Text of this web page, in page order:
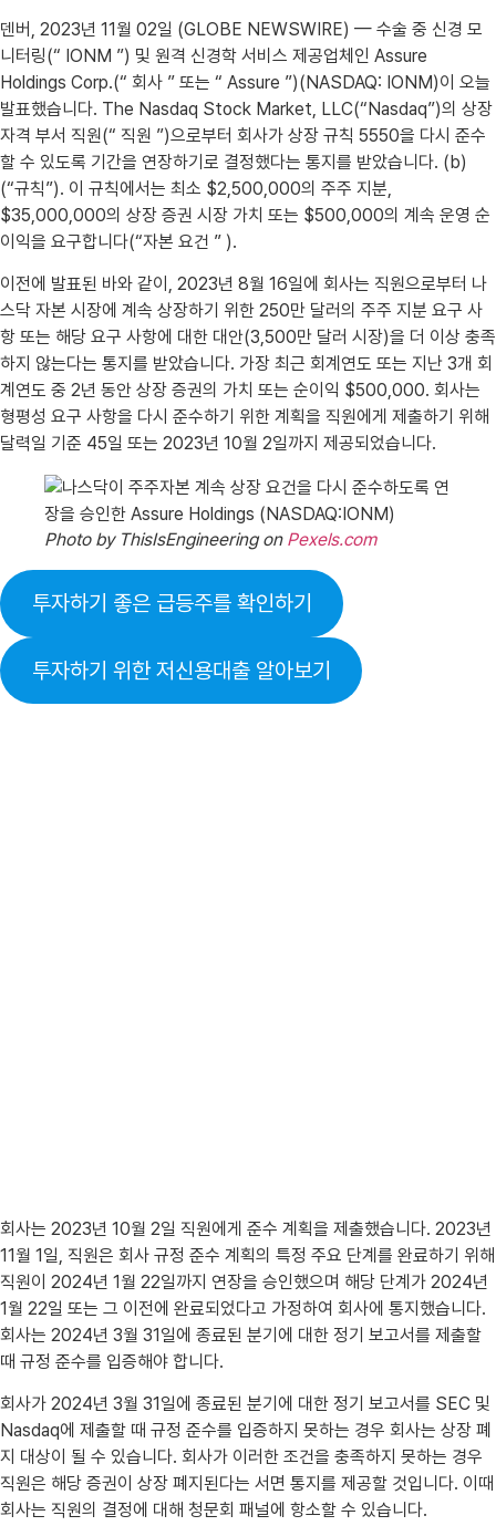
덴버, 2023년 11월 02일 (GLOBE NEWSWIRE) — 수술 중 신경 모
니터링(“ IONM ”) 및 원격 신경학 서비스 제공업체인 Assure
Holdings Corp.(“ 회사 ” 또는 “ Assure ”)(NASDAQ: IONM)이 오늘
발표했습니다. The Nasdaq Stock Market, LLC(“Nasdaq”)의 상장
자격 부서 직원(“ 직원 ”)으로부터 회사가 상장 규칙 5550을 다시 준수
할 수 있도록 기간을 연장하기로 결정했다는 통지를 받았습니다. (b)
(“규칙”). 이 규칙에서는 최소 $2,500,000의 주주 지분,
$35,000,000의 상장 증권 시장 가치 또는 $500,000의 계속 운영 순
이익을 요구합니다(“자본 요건 ” ).
이전에 발표된 바와 같이, 2023년 8월 16일에 회사는 직원으로부터 나
스닥 자본 시장에 계속 상장하기 위한 250만 달러의 주주 지분 요구 사
항 또는 해당 요구 사항에 대한 대안(3,500만 달러 시장)을 더 이상 충족
하지 않는다는 통지를 받았습니다. 가장 최근 회계연도 또는 지난 3개 회
계연도 중 2년 동안 상장 증권의 가치 또는 순이익 $500,000. 회사는
형평성 요구 사항을 다시 준수하기 위한 계획을 직원에게 제출하기 위해
달력일 기준 45일 또는 2023년 10월 2일까지 제공되었습니다.
Photo by ThisIsEngineering on Pexels.com
투자하기 좋은 급등주를 확인하기
투자하기 위한 저신용대출 알아보기
회사는 2023년 10월 2일 직원에게 준수 계획을 제출했습니다. 2023년
11월 1일, 직원은 회사 규정 준수 계획의 특정 주요 단계를 완료하기 위해
직원이 2024년 1월 22일까지 연장을 승인했으며 해당 단계가 2024년
1월 22일 또는 그 이전에 완료되었다고 가정하여 회사에 통지했습니다.
회사는 2024년 3월 31일에 종료된 분기에 대한 정기 보고서를 제출할
때 규정 준수를 입증해야 합니다.
회사가 2024년 3월 31일에 종료된 분기에 대한 정기 보고서를 SEC 및
Nasdaq에 제출할 때 규정 준수를 입증하지 못하는 경우 회사는 상장 폐
지 대상이 될 수 있습니다. 회사가 이러한 조건을 충족하지 못하는 경우
직원은 해당 증권이 상장 폐지된다는 서면 통지를 제공할 것입니다. 이때
회사는 직원의 결정에 대해 청문회 패널에 항소할 수 있습니다.